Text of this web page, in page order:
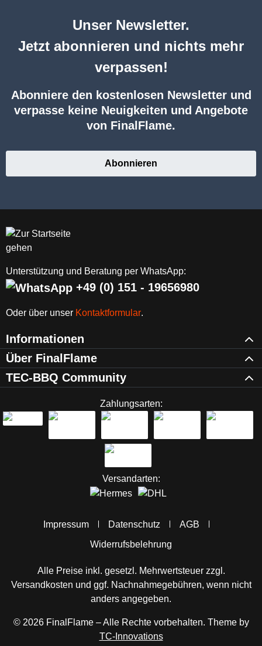
Unser Newsletter.
Jetzt abonnieren und nichts mehr
verpassen!
Abonniere den kostenlosen Newsletter und
verpasse keine Neuigkeiten und Angebote
von FinalFlame.
Abonnieren
Unterstützung und Beratung per WhatsApp:
+49 (0) 151 - 19656980
Oder über unser Kontaktformular.
Informationen
Über FinalFlame
TEC-BBQ Community
Zahlungsarten:
Versandarten:
Impressum Datenschutz
AGB
Widerrufsbelehrung
Alle Preise inkl. gesetzl. Mehrwertsteuer zzgl.
Versandkosten und ggf. Nachnahmegebühren, wenn nicht
anders angegeben.
© 2026 FinalFlame – Alle Rechte vorbehalten. Theme by
TC-Innovations